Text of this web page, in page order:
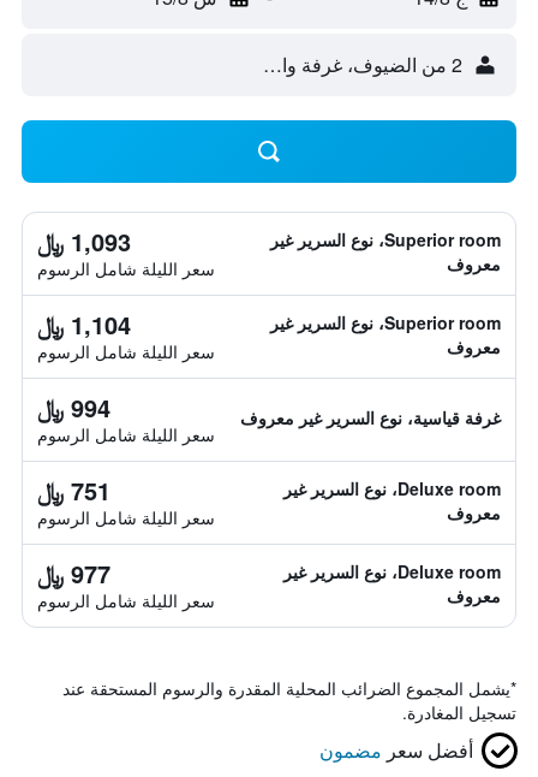
2 من الضيوف، غرفة واحدة
Superior room، نوع السرير غير
معروف
1,093 ﷼
سعر الليلة شامل الرسوم
Superior room، نوع السرير غير
معروف
1,104 ﷼
سعر الليلة شامل الرسوم
غرفة قياسية، نوع السرير غير معروف 994 ﷼
سعر الليلة شامل الرسوم
Deluxe room، نوع السرير غير
معروف
751 ﷼
سعر الليلة شامل الرسوم
Deluxe room، نوع السرير غير
معروف
977 ﷼
سعر الليلة شامل الرسوم
*يشمل المجموع الضرائب المحلية المقدرة والرسوم المستحقة عند
تسجيل المغادرة.
أفضل سعر مضمون